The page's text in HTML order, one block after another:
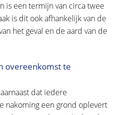
is een termijn van circa twee
is dit ook afhankelijk van de
het geval en de aard van de
overeenkomst te
dat iedere
nakoming een grond oplevert